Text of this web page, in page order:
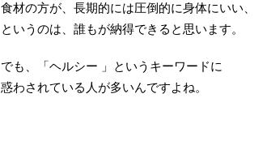
食材の方が、長期的には圧倒的に身体にいい、
というのは、誰もが納得できると思います。
でも、「ヘルシー 」というキーワードに
惑わされている人が多いんですよね。